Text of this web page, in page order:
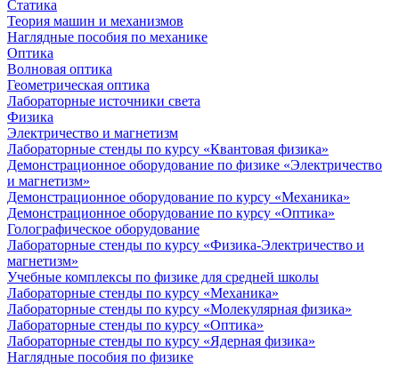
Статика
Теория машин и механизмов
Наглядные пособия по механике
Оптика
Волновая оптика
Геометрическая оптика
Лабораторные источники света
Физика
Электричество и магнетизм
Лабораторные стенды по курсу «Квантовая физика»
Демонстрационное оборудование по физике «Электричество
и магнетизм»
Демонстрационное оборудование по курсу «Механика»
Демонстрационное оборудование по курсу «Оптика»
Голографическое оборудование
Лабораторные стенды по курсу «Физика-Электричество и
магнетизм»
Учебные комплексы по физике для средней школы
Лабораторные стенды по курсу «Механика»
Лабораторные стенды по курсу «Молекулярная физика»
Лабораторные стенды по курсу «Оптика»
Лабораторные стенды по курсу «Ядерная физика»
Наглядные пособия по физике